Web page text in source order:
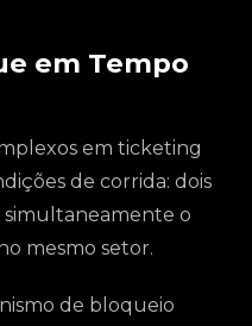
em Tempo
em ticketing
de corrida: dois
simultaneamente o
mesmo setor.
de bloqueio